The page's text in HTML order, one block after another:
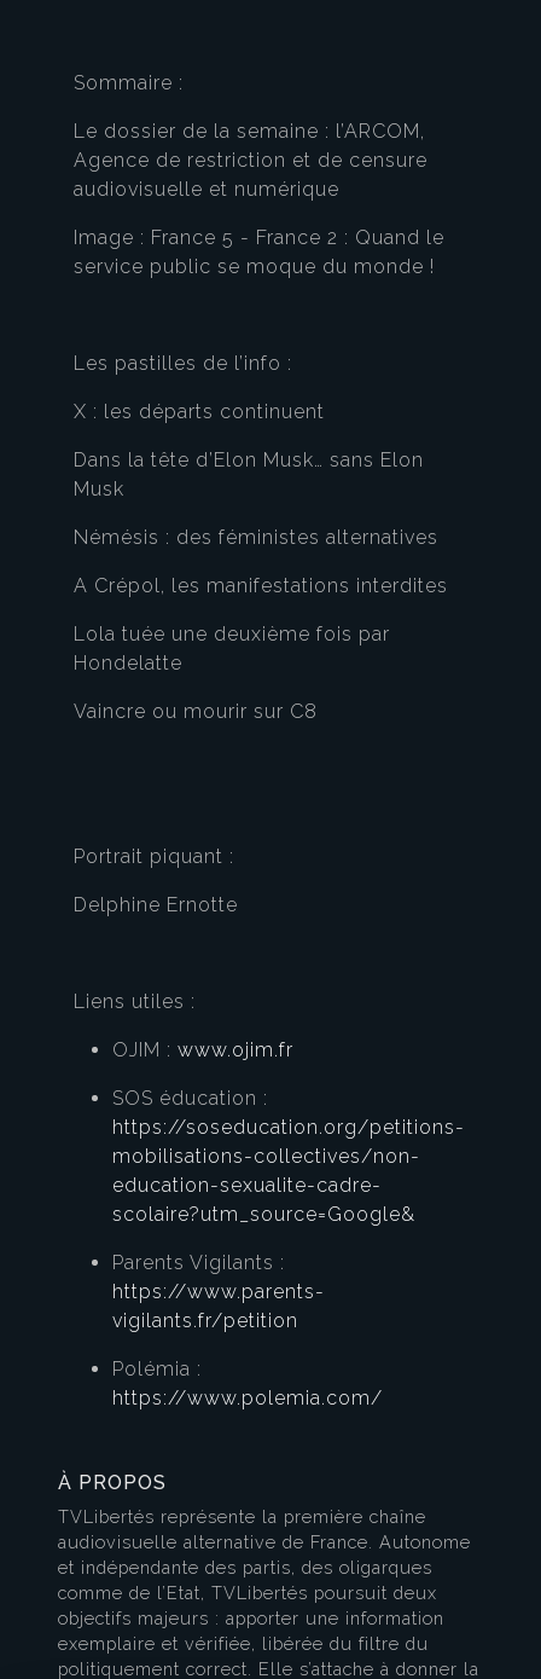
Sommaire :
Le dossier de la semaine : l’ARCOM,
Agence de restriction et de censure
audiovisuelle et numérique
Image : France 5 - France 2 : Quand le
service public se moque du monde !
Les pastilles de l’info :
X : les départs continuent
Dans la tête d’Elon Musk… sans Elon
Musk
Némésis : des féministes alternatives
A Crépol, les manifestations interdites
Lola tuée une deuxième fois par
Hondelatte
Vaincre ou mourir sur C8
Portrait piquant :
Delphine Ernotte
Liens utiles :
OJIM : www.ojim.fr
SOS éducation :
https://soseducation.org/petitions-
mobilisations-collectives/non-
education-sexualite-cadre-
scolaire?utm_source=Google&
Parents Vigilants :
https://www.parents-
vigilants.fr/petition
Polémia :
https://www.polemia.com/
À PROPOS
TVLibertés représente la première chaîne
audiovisuelle alternative de France. Autonome
et indépendante des partis, des oligarques
comme de l’Etat, TVLibertés poursuit deux
objectifs majeurs : apporter une information
exemplaire et vérifiée, libérée du filtre du
politiquement correct. Elle s’attache à donner la